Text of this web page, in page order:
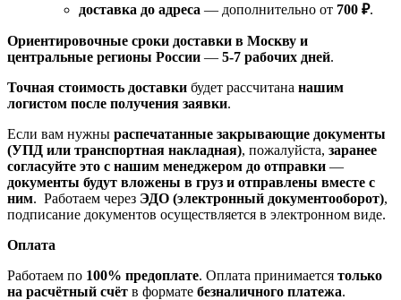
доставка до адреса — дополнительно от 700 ₽.
Ориентировочные сроки доставки в Москву и
центральные регионы России — 5-7 рабочих дней.
Точная стоимость доставки будет рассчитана нашим
логистом после получения заявки.
Если вам нужны распечатанные закрывающие документы
(УПД или транспортная накладная), пожалуйста, заранее
согласуйте это с нашим менеджером до отправки —
документы будут вложены в груз и отправлены вместе с
ним. Работаем через ЭДО (электронный документооборот),
подписание документов осуществляется в электронном виде.
Оплата
Работаем по 100% предоплате. Оплата принимается только
на расчётный счёт в формате безналичного платежа.